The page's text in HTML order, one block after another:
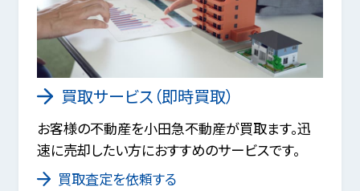
買取サービス（即時買取）
お客様の不動産を小田急不動産が買取ます。迅
速に売却したい方におすすめのサービスです。
買取査定を依頼する